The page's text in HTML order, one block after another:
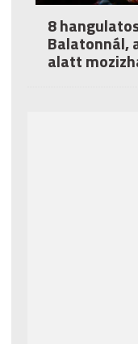
8
Balatonnál,
alatt